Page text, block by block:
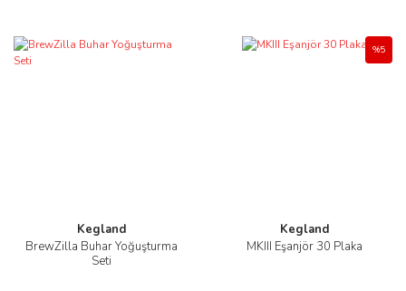
Kegland
BrewZilla Buhar Yoğuşturma
Seti
Kegland
MKIII Eşanjör 30 Plaka
%5